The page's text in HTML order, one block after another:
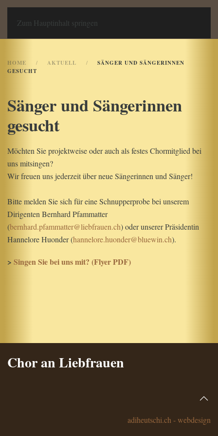
Zum Hauptinhalt springen
Chor an Liebfrauen
HOME AKTUELL
SÄNGER UND SÄNGERINNEN
GESUCHT
Sänger und Sängerinnen
gesucht
Möchten Sie projektweise oder auch als festes Chormitglied bei
uns mitsingen?
Wir freuen uns jederzeit über neue Sängerinnen und Sänger!
Bitte melden Sie sich für eine Schnupperprobe bei unserem
Dirigenten Bernhard Pfammatter
(bernhard.pfammatter@liebfrauen.ch) oder unserer Präsidentin
Hannelore Huonder (hannelore.huonder@bluewin.ch).
> Singen Sie bei uns mit? (Flyer PDF)
Chor an Liebfrauen
adiheutschi.ch - webdesign